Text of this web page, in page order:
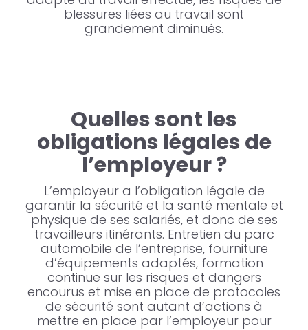
blessures liées au travail sont
grandement diminués.
Quelles sont les
obligations légales de
l’employeur ?
L’employeur a l’obligation légale de
garantir la sécurité et la santé mentale et
physique de ses salariés, et donc de ses
travailleurs itinérants. Entretien du parc
automobile de l’entreprise, fourniture
d’équipements adaptés, formation
continue sur les risques et dangers
encourus et mise en place de protocoles
de sécurité sont autant d’actions à
mettre en place par l’employeur pour